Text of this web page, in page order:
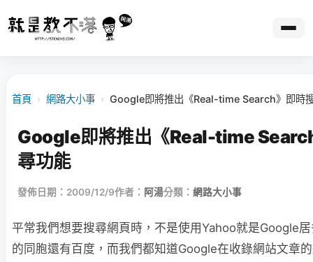
首頁 › 網路大小事 › Google即將推出《Real-time Search》即時
Google即將推出《Real-time
尋功能
發佈日期：2009/12/9作者： 阿湯分類： 網路大小事
平常我們想要搜尋網頁時，不是使用Yahoo就是Google
的同胞還有百度，而我們都知道Google在收錄網站文章